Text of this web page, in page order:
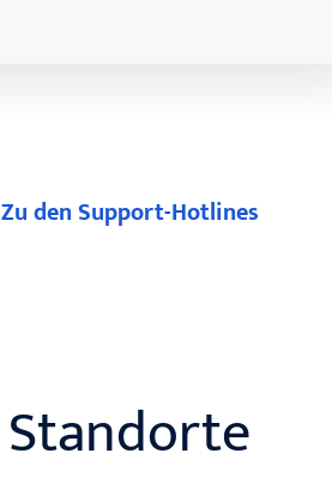
Zu den Support-Hotlines
Standorte